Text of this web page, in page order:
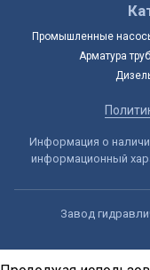
Промышленные
Арматура
Информация о
информационный
Завод